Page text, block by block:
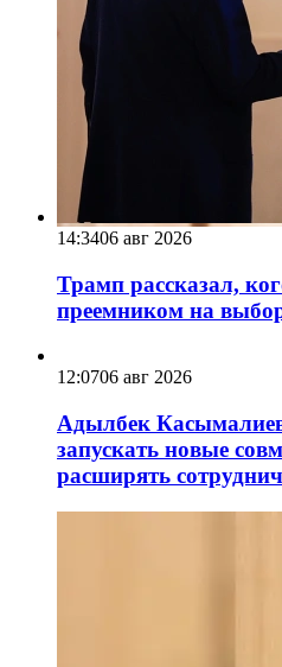
14:3406 авг 2026
Трамп рассказал,
преемником на
12:0706 авг 2026
Адылбек
запускать новые
расширять